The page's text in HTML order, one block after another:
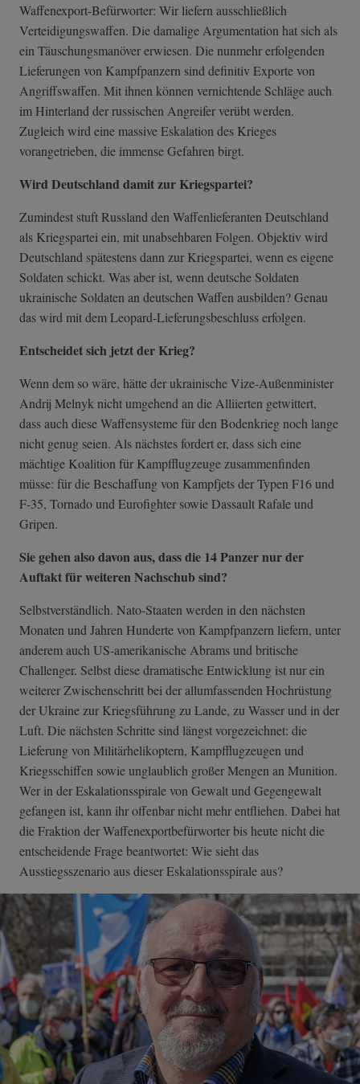
Waffenexport-Befürworter: Wir liefern ausschließlich
Verteidigungswaffen. Die damalige Argumentation hat sich als
ein Täuschungsmanöver erwiesen. Die nunmehr erfolgenden
Lieferungen von Kampfpanzern sind definitiv Exporte von
Angriffswaffen. Mit ihnen können vernichtende Schläge auch
im Hinterland der russischen Angreifer verübt werden.
Zugleich wird eine massive Eskalation des Krieges
vorangetrieben, die immense Gefahren birgt.
Wird Deutschland damit zur Kriegspartei?
Zumindest stuft Russland den Waffenlieferanten Deutschland
als Kriegspartei ein, mit unabsehbaren Folgen. Objektiv wird
Deutschland spätestens dann zur Kriegspartei, wenn es eigene
Soldaten schickt. Was aber ist, wenn deutsche Soldaten
ukrainische Soldaten an deutschen Waffen ausbilden? Genau
das wird mit dem Leopard-Lieferungsbeschluss erfolgen.
Entscheidet sich jetzt der Krieg?
Wenn dem so wäre, hätte der ukrainische Vize-Außenminister
Andrij Melnyk nicht umgehend an die Alliierten getwittert,
dass auch diese Waffensysteme für den Bodenkrieg noch lange
nicht genug seien. Als nächstes fordert er, dass sich eine
mächtige Koalition für Kampfflugzeuge zusammenfinden
müsse: für die Beschaffung von Kampfjets der Typen F16 und
F-35, Tornado und Eurofighter sowie Dassault Rafale und
Gripen.
Sie gehen also davon aus, dass die 14 Panzer nur der
Auftakt für weiteren Nachschub sind?
Selbstverständlich. Nato-Staaten werden in den nächsten
Monaten und Jahren Hunderte von Kampfpanzern liefern, unter
anderem auch US-amerikanische Abrams und britische
Challenger. Selbst diese dramatische Entwicklung ist nur ein
weiterer Zwischenschritt bei der allumfassenden Hochrüstung
der Ukraine zur Kriegsführung zu Lande, zu Wasser und in der
Luft. Die nächsten Schritte sind längst vorgezeichnet: die
Lieferung von Militärhelikoptern, Kampfflugzeugen und
Kriegsschiffen sowie unglaublich großer Mengen an Munition.
Wer in der Eskalationsspirale von Gewalt und Gegengewalt
gefangen ist, kann ihr offenbar nicht mehr entfliehen. Dabei hat
die Fraktion der Waffenexportbefürworter bis heute nicht die
entscheidende Frage beantwortet: Wie sieht das
Ausstiegsszenario aus dieser Eskalationsspirale aus?